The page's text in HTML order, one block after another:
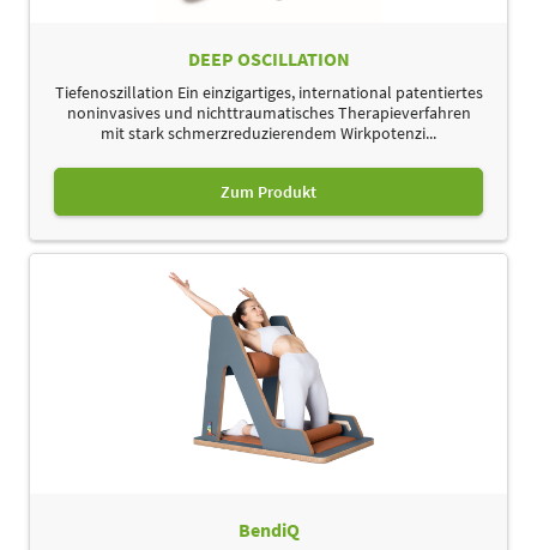
DEEP OSCILLATION
Tiefenoszillation Ein einzigartiges, international patentiertes
noninvasives und nichttraumatisches Therapieverfahren
mit stark schmerzreduzierendem Wirkpotenzi...
Zum Produkt
BendiQ